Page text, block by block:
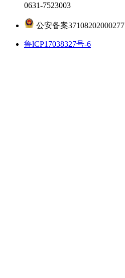
0631-7523003
公安备案37108202000277
鲁lCP17038327号-6